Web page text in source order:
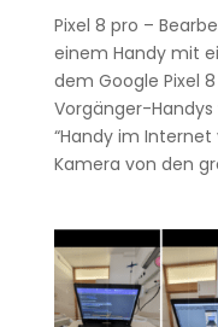
Pixel 8 pro –
einem Handy mit
dem Google Pixel
Vorgänger-
“Handy im
Kamera von den